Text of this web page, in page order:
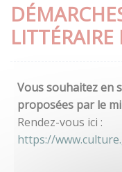
Vous souhaitez en
proposées par le
Rendez-vous ici :
https://